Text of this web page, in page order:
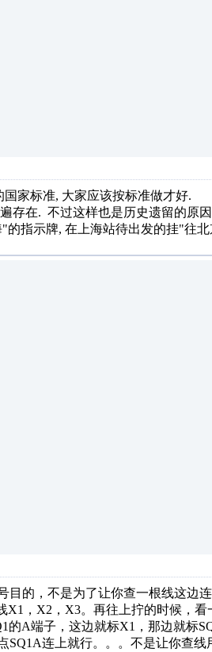
家标准, 大家应该按标准做才好.
存在. 不过这样也是历史遗留的原
的指示牌, 在上海站待出发的挂"往
目的，不是为了让你查一根线这边
X1，X2，X3。再往上拧的时候，
的A端子，这边就标X1，那边就标
SQ1A连上就行。。。不是让你查